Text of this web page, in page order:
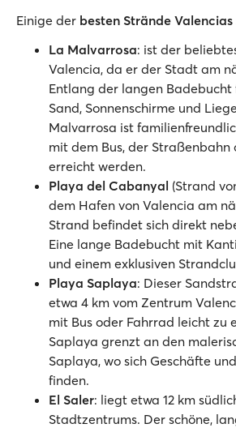
Einige der besten Strände Valencias
La Malvarrosa: ist der
Valencia, da er der Stadt am
Entlang der langen Badebucht
Sand, Sonnenschirme und
Malvarrosa ist
mit dem Bus, der Straßenbahn
erreicht werden.
Playa del Cabanyal (Strand
dem Hafen von Valencia am
Strand befindet sich direkt
Eine lange Badebucht mit
und einem exklusiven
Playa Saplaya: Dieser
etwa 4 km vom Zentrum
mit Bus oder Fahrrad leicht zu
Saplaya grenzt an den
Saplaya, wo sich Geschäfte
finden.
El Saler: liegt etwa 12 km
Stadtzentrums. Der schöne,